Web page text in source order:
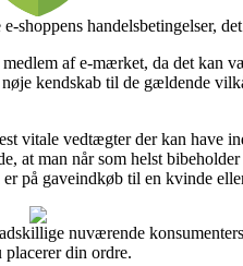
handelsbetingelser,
af e-mærket, da det kan
kendskab til de gældende
vitale vedtægter der kan have
at man når som helst
på gaveindkøb til en kvinde
nuværende
din ordre.